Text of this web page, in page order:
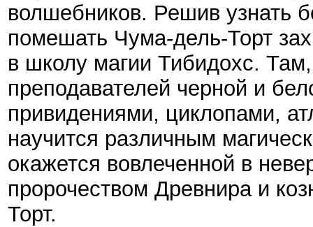
волшебников. Решив узнать
помешать Чума-дель-Торт
в школу магии Тибидохс.
преподавателей черной и
привидениями, циклопами,
научится различным
окажется вовлеченной в
пророчеством Древнира и
Торт.